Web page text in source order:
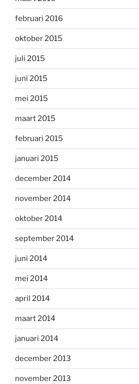
februari 2016
oktober 2015
juli 2015
juni 2015
mei 2015
maart 2015
februari 2015
januari 2015
december 2014
november 2014
oktober 2014
september 2014
juni 2014
mei 2014
april 2014
maart 2014
januari 2014
december 2013
november 2013